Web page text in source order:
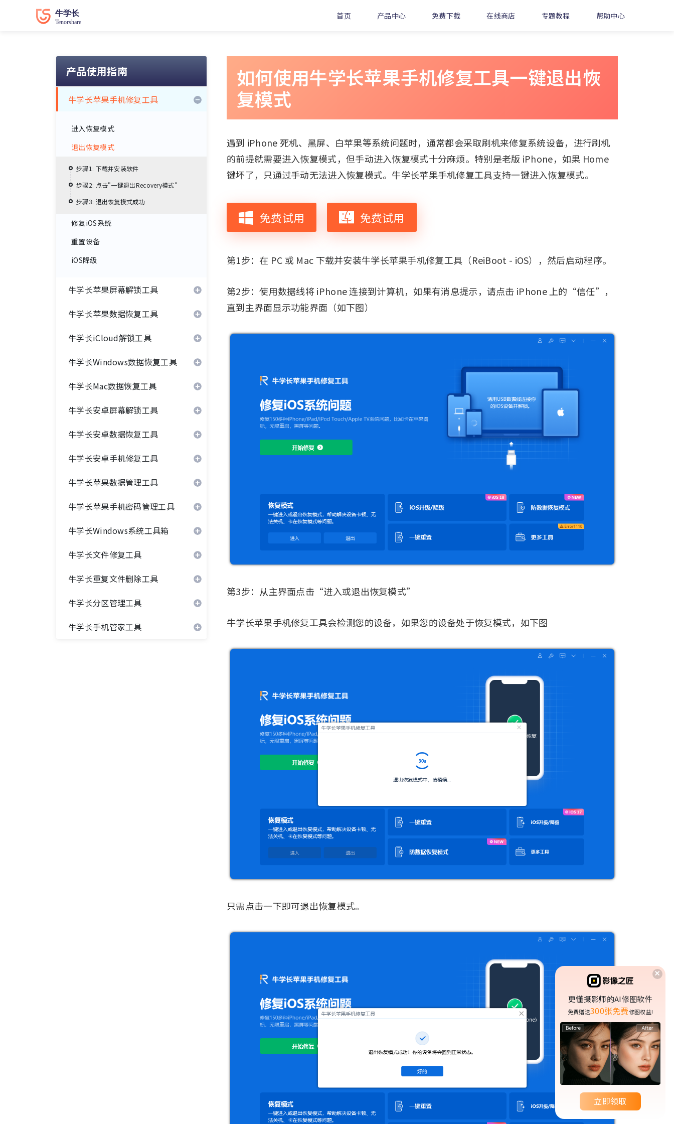
首页 产品中心 免费下载 在线商店 专题教程 帮助中心
产品使用指南
牛学长苹果手机修复工具
进入恢复模式
退出恢复模式
步骤1: 下载并安装软件
步骤2: 点击"一键退出Recovery模式"
步骤3: 退出恢复模式成功
修复iOS系统
重置设备
iOS降级
牛学长苹果屏幕解锁工具
牛学长苹果数据恢复工具
牛学长iCloud解锁工具
牛学长Windows数据恢复工具
牛学长Mac数据恢复工具
牛学长安卓屏幕解锁工具
牛学长安卓数据恢复工具
牛学长安卓手机修复工具
牛学长苹果数据管理工具
牛学长苹果手机密码管理工具
牛学长Windows系统工具箱
牛学长文件修复工具
牛学长重复文件删除工具
牛学长分区管理工具
牛学长手机管家工具
如何使用牛学长苹果手机修复工具一键退出恢
复模式
遇到 iPhone 死机、黑屏、白苹果等系统问题时，通常都会采取刷机来修复系统设备，进行刷机
的前提就需要进入恢复模式，但手动进入恢复模式十分麻烦。特别是老版 iPhone，如果 Home
键坏了，只通过手动无法进入恢复模式。牛学长苹果手机修复工具支持一键进入恢复模式。
免费试用 免费试用
第1步：在 PC 或 Mac 下载并安装牛学长苹果手机修复工具（ReiBoot - iOS），然后启动程序。
第2步：使用数据线将 iPhone 连接到计算机，如果有消息提示，请点击 iPhone 上的“信任”，
直到主界面显示功能界面（如下图）
第3步：从主界面点击“进入或退出恢复模式”
牛学长苹果手机修复工具会检测您的设备，如果您的设备处于恢复模式，如下图
只需点击一下即可退出恢复模式。
更懂摄影师的AI修图软件
免费赠送300张免费修图权益!
立即领取